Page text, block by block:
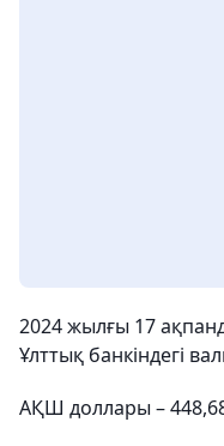
2024 жылғы 17
Ұлттық банкіндегі
АҚШ доллары –